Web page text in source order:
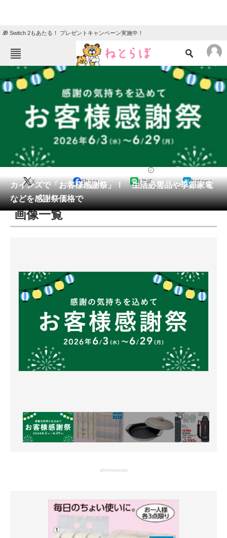
🎁 Switch 2もあたる！ プレゼントキャンペーン実施中！
ねとらぼメニュー
TOP
クイズ
地域
教育・育児
動物
会員記事
メディア
注目記事を集めた総合ページ
スマホと通信の最新トレンド
進化するPCとデバイスの未来
好きが集まる 比べて選べる
AI活用のいまが分かる
マーケ×ITの今がよく分かる
ITエンジニア向け専門サイト
製造業のIT導入・活用を支援
モノづくり技術者専門サイト
カインズで「お客様感謝祭」！ 生活必需品や季節家電
などを感謝祭価格で
X Share LINE hatena
画像一覧
advertisement